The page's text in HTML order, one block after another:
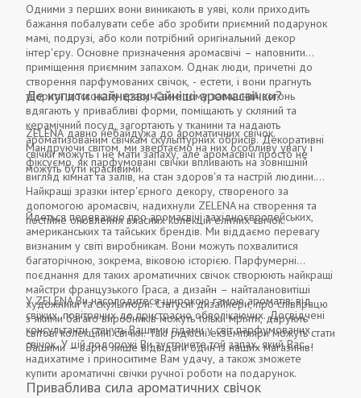
Одними з перших вони виникають в уяві, коли приходить
бажання побалувати себе або зробити приємний подарунок
мамі, подрузі, або коли потрібний оригінальний декор
інтер'єру. Основне призначення аромасвічі – наповнити
приміщення приємним запахом. Однак люди, причетні до
створення парфумованих свічок, - естети, і вони прагнуть
творити досконалу красу. Саме тому запашний вогонь
вдягають у привабливі форми, поміщають у скляний та
керамічний посуд, загортають у тканини та надають
ароматизованим свічкам скульптурних обрисів. Декоративні
свічки можуть і не мати запаху, але аромасвічі просто не
можуть бути красивими.
Де купити найнезвичайніші аромасвічки?
ZELENA давно небайдужа до ароматичних свічок.
Мандруючи світом, ми звертаємо на них особливу увагу і
фіксуємо, як парфумовані свічки впливають на зовнішній
вигляд кімнат та залів, на стан здоров'я та настрій людини.
Найкращі зразки інтер'єрного декору, створеного за
допомогою аромасвіч, надихнули ZELENA на створення та
постійне оновлення власних колекцій елітних свічок.
Йдеться переважно про аромасвічі західноєвропейських,
американських та тайських брендів. Ми віддаємо перевагу
визнаним у світі виробникам. Вони можуть похвалитися
багаторічною, зокрема, віковою історією. Парфумерні
поєднання для таких ароматичних свічок створюють найкращі
майстри французького Граса, а дизайн – найталановитіші
художники та скульптори. Статусні дизайнери, про співпрацю
з якими багато виробників можуть тільки мріяти, дарують
світові колекційні свічки. Такі рідкісні екземпляри можуть стати
Вашими – варто лише відвідати один із наших магазинів!
У ZELENA Ви насолодитеся широкою гамою ароматів: від
свіжих, повітряних до пристрасно обволікаючих. Досвідчені
консультанти стануть Вашими гідами у світ парфумованих
свічок. У цій подорожі Ви зустрінете той запах, який Вас
надихатиме і приноситиме Вам удачу, а також зможете
купити ароматичні свічки ручної роботи на подарунок.
Приваблива сила ароматичних свічок